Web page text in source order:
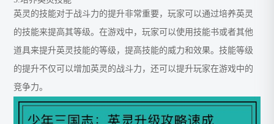
英灵的技能对于战斗力的提升非常重要，玩家可以通过培养英灵
的技能来提高其等级。在游戏中，玩家可以使用技能书或者其他
道具来提升英灵技能的等级，提高技能的威力和效果。技能等级
的提升不仅可以增加英灵的战斗力，还可以提升玩家在游戏中的
竞争力。